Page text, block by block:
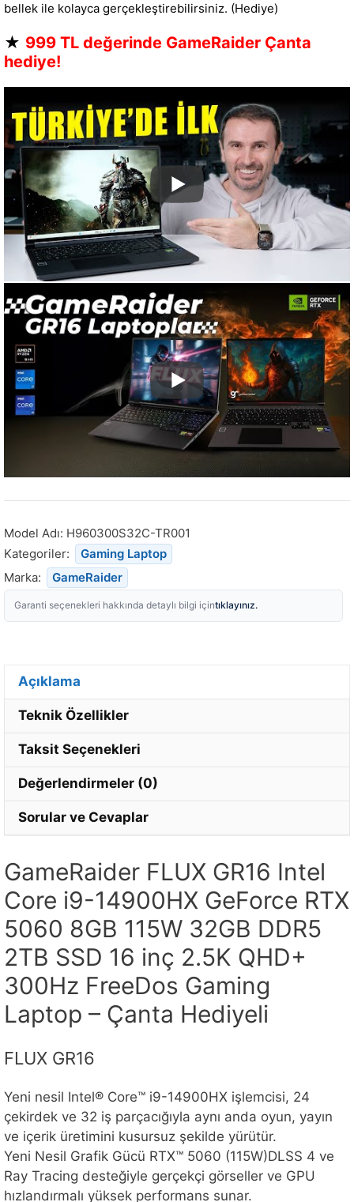
bellek ile kolayca gerçekleştirebilirsiniz. (Hediye)
★ 999 TL değerinde GameRaider Çanta
hediye!
Model Adı: H960300S32C-TR001
Kategoriler:
Gaming Laptop
Marka:
GameRaider
Garanti seçenekleri hakkında detaylı bilgi içintıklayınız.
Açıklama
Teknik Özellikler
Taksit Seçenekleri
Değerlendirmeler (0)
Sorular ve Cevaplar
GameRaider FLUX GR16 Intel
Core i9-14900HX GeForce RTX
5060 8GB 115W 32GB DDR5
2TB SSD 16 inç 2.5K QHD+
300Hz FreeDos Gaming
Laptop – Çanta Hediyeli
FLUX GR16
Yeni nesil Intel® Core™ i9-14900HX işlemcisi, 24
çekirdek ve 32 iş parçacığıyla aynı anda oyun, yayın
ve içerik üretimini kusursuz şekilde yürütür.
Yeni Nesil Grafik Gücü RTX™ 5060 (115W)DLSS 4 ve
Ray Tracing desteğiyle gerçekçi görseller ve GPU
hızlandırmalı yüksek performans sunar.